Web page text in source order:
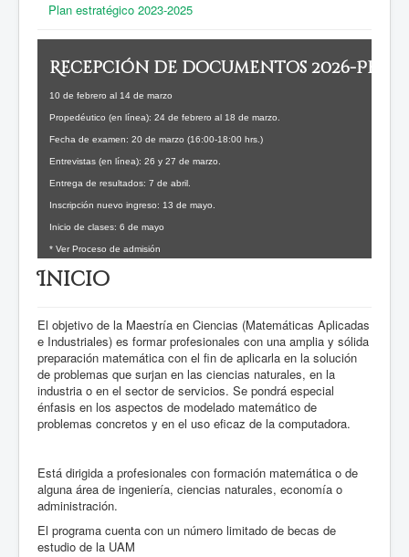
Plan estratégico 2023-2025
Recepción de documentos 2026-
10 de febrero al 14 de marzo
Propedéutico (en línea): 24 de febrero al 18 de marzo.
Fecha de examen: 20 de marzo (16:00-18:00 hrs.)
Entrevistas (en línea): 26 y 27 de marzo.
Entrega de resultados: 7 de abril.
Inscripción nuevo ingreso: 13 de mayo.
Inicio de clases: 6 de mayo
* Ver Proceso de admisión
Inicio
El objetivo de la Maestría en Ciencias (Matemáticas Aplicadas
e Industriales) es formar profesionales con una amplia y sólida
preparación matemática con el fin de aplicarla en la solución
de problemas que surjan en las ciencias naturales, en la
industria o en el sector de servicios. Se pondrá especial
énfasis en los aspectos de modelado matemático de
problemas concretos y en el uso eficaz de la computadora.
Está dirigida a profesionales con formación matemática o de
alguna área de ingeniería, ciencias naturales, economía o
administración.
El programa cuenta con un número limitado de becas de
estudio de la UAM